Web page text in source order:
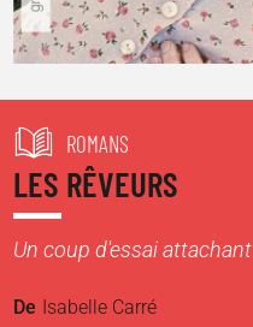
ROMANS
LES RÊVEURS
Un coup d'essai attachant
De Isabelle Carré